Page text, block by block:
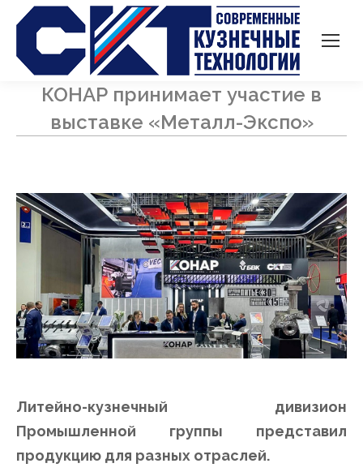
КОНАР принимает участие в
выставке «Металл-Экспо»
Литейно-кузнечный дивизион
Промышленной группы представил
продукцию для разных отраслей.